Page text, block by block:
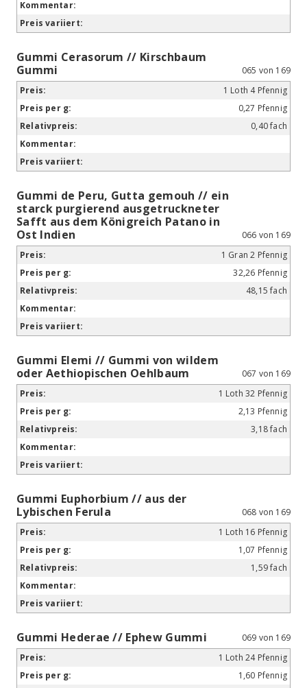
Gummi Cerasorum // Kirschbaum
Gummi
065 von 169
1 Loth 4 Pfennig
0,27 Pfennig
0,40 fach
Gummi de Peru, Gutta gemouh // ein
starck purgierend ausgetruckneter
Safft aus dem Königreich Patano in
Ost Indien
066 von 169
1 Gran 2 Pfennig
32,26 Pfennig
48,15 fach
Gummi Elemi // Gummi von wildem
oder Aethiopischen Oehlbaum
067 von 169
1 Loth 32 Pfennig
2,13 Pfennig
3,18 fach
Gummi Euphorbium // aus der
Lybischen Ferula
068 von 169
1 Loth 16 Pfennig
1,07 Pfennig
1,59 fach
Gummi Hederae // Ephew Gummi
069 von 169
1 Loth 24 Pfennig
1,60 Pfennig